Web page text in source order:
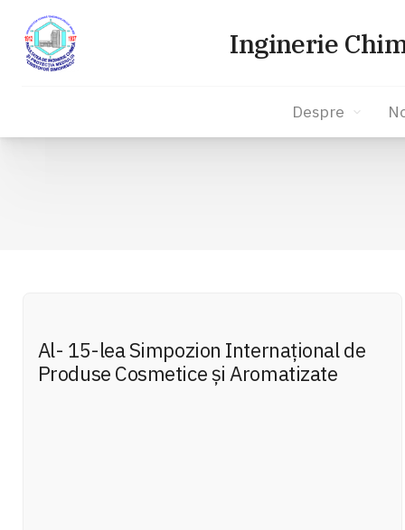
Inginerie
Despre
Al- 15-lea Simpozion Internațional de
Produse Cosmetice și Aromatizate